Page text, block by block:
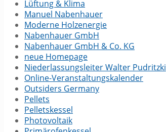
Lüftung & Klima
Manuel Nabenhauer
Moderne Holzenergie
Nabenhauer GmbH
Nabenhauer GmbH & Co. KG
neue Homepage
Niederlassungsleiter Walter Pudritzki
Online-Veranstaltungs­kalender
Outsiders Germany
Pellets
Pelletskessel
Photovoltaik